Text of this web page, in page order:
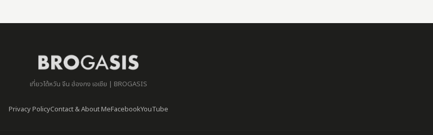
เที่ยวไต้หวัน จีน ฮ่องกง เอเชีย | BROGASIS
Privacy PolicyContact & About MeFacebookYouTube